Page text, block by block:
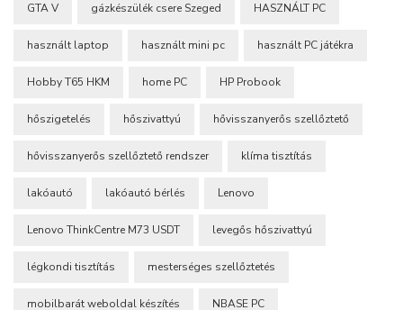
GTA V gázkészülék csere Szeged HASZNÁLT PC
használt laptop használt mini pc használt PC játékra
Hobby T65 HKM home PC HP Probook
hőszigetelés hőszivattyú hővisszanyerős szellőztető
hővisszanyerős szellőztető rendszer klíma tisztítás
lakóautó lakóautó bérlés Lenovo
Lenovo ThinkCentre M73 USDT levegős hőszivattyú
légkondi tisztítás mesterséges szellőztetés
mobilbarát weboldal készítés NBASE PC